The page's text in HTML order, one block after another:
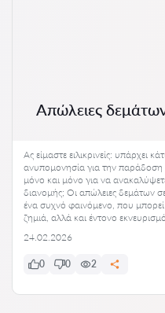
Απώλειες
Ας είμαστε ειλικρινείς: υπάρχει
ανυπομονησία για την
μόνο και μόνο για να
διανομής; Οι απώλειες δεμάτων
ένα συχνό φαινόμενο, που
ζημιά, αλλά και έντονο
24.02.2026
0 0 2